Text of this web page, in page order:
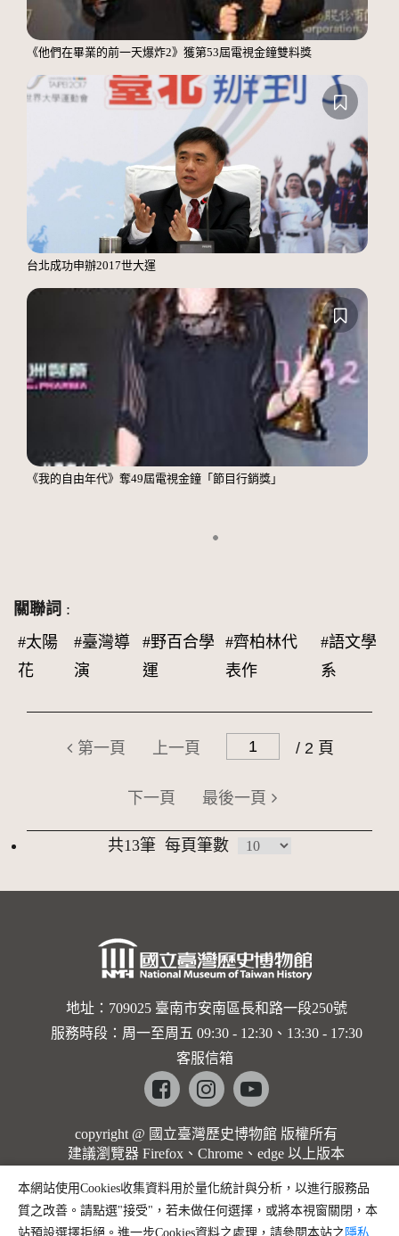
《他們在畢業的前一天爆炸2》獲第53屆電視金鐘雙料獎
台北成功申辦2017世大運
《我的自由年代》奪49屆電視金鐘「節目行銷獎」
關聯詞 :
#太陽
花
#臺灣導
演
#野百合學
運
#齊柏林代
表作
#語文學
系
第一頁 上一頁 / 2 頁
下一頁 最後一頁
共13筆 每頁筆數
地址：709025 臺南市安南區長和路一段250號
服務時段：周一至周五 09:30 - 12:30、13:30 - 17:30
客服信箱
Facebookinstagramyoutube
copyright @ 國立臺灣歷史博物館 版權所有
建議瀏覽器 Firefox、Chrome、edge 以上版本
本網站使用Cookies收集資料用於量化統計與分析，以進行服務品
質之改善。請點選"接受"，若未做任何選擇，或將本視窗關閉，本
站預設選擇拒絕。進一步Cookies資料之處理，請參閱本站之 隱私